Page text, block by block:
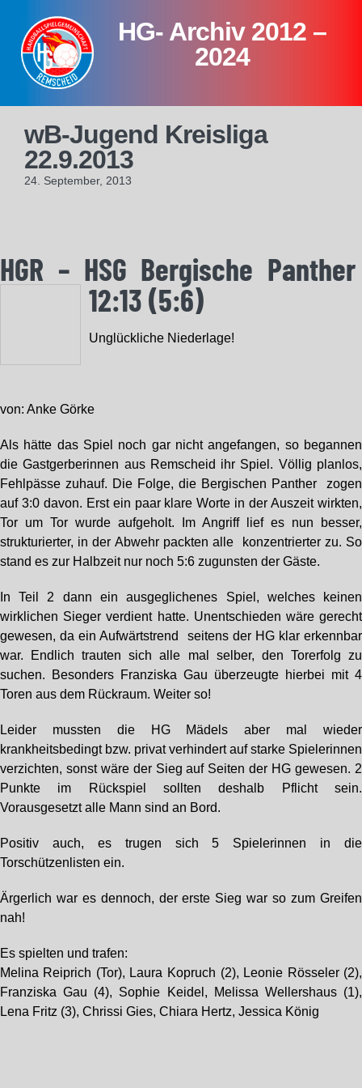
content
HG- Archiv 2012 –
2024
wB-Jugend Kreisliga
22.9.2013
24. September, 2013
HGR – HSG Bergische Panther
12:13 (5:6)
Unglückliche Niederlage!
von: Anke Görke
Als hätte das Spiel noch gar nicht angefangen, so begannen
die Gastgerberinnen aus Remscheid ihr Spiel. Völlig planlos,
Fehlpässe zuhauf. Die Folge, die Bergischen Panther zogen
auf 3:0 davon. Erst ein paar klare Worte in der Auszeit wirkten,
Tor um Tor wurde aufgeholt. Im Angriff lief es nun besser,
strukturierter, in der Abwehr packten alle konzentrierter zu. So
stand es zur Halbzeit nur noch 5:6 zugunsten der Gäste.
In Teil 2 dann ein ausgeglichenes Spiel, welches keinen
wirklichen Sieger verdient hatte. Unentschieden wäre gerecht
gewesen, da ein Aufwärtstrend seitens der HG klar erkennbar
war. Endlich trauten sich alle mal selber, den Torerfolg zu
suchen. Besonders Franziska Gau überzeugte hierbei mit 4
Toren aus dem Rückraum. Weiter so!
Leider mussten die HG Mädels aber mal wieder
krankheitsbedingt bzw. privat verhindert auf starke Spielerinnen
verzichten, sonst wäre der Sieg auf Seiten der HG gewesen. 2
Punkte im Rückspiel sollten deshalb Pflicht sein.
Vorausgesetzt alle Mann sind an Bord.
Positiv auch, es trugen sich 5 Spielerinnen in die
Torschützenlisten ein.
Ärgerlich war es dennoch, der erste Sieg war so zum Greifen
nah!
Es spielten und trafen:
Melina Reiprich (Tor), Laura Kopruch (2), Leonie Rösseler (2),
Franziska Gau (4), Sophie Keidel, Melissa Wellershaus (1),
Lena Fritz (3), Chrissi Gies, Chiara Hertz, Jessica König